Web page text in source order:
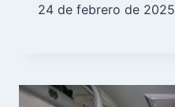
24 de febrero de 2025